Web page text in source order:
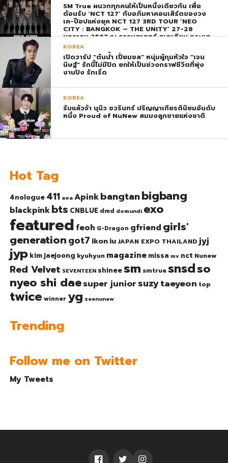
SM True ผนวกทุกคนให้เป็นหนึ่งเดียวกัน เพื่อ
ต้อนรับ ‘NCT 127’ กับอภิมหาคอนเสิร์ตของวง
เค-ป๊อปแห่งยุค NCT 127 3RD TOUR ‘NEO
CITY : BANGKOK – THE UNITY’ 27-28
มกราคม 2567 ณ ธรรมศาสตร์ สเตเดียม กระแส
ตอบรับยิ่งใหญ่สมการรอคอย บัตร SOLD OUT
ทุกที่นั่งทันทีที่เปิดจำหน่าย !
KOREA
เปิดวาร์ป “ต้นน้ำ เปี่ยมชล” หนุ่มผู้กุมหัวใจ “เจน
นิษฐ์” รักนี้ไม่มีปิด ยกให้เป็นช่วงกราฟชีวิตที่พุ่ง
งานปัง รักเริ่ด
KOREA
รับแล้วจ้า นุนิว ชวรินทร์ ปริญญาเกียรตินิยมอันดับ
หนึ่ง Proud of NuNew สมมงลูกชายแห่งชาติ
Hot Tag
4nologue 411 aoa Apinkbangtanbigbang
blackpinkbts CNBLUE dmd domundi exo
featured feoh G-Dragon gfriend girls'
generationgot7 ikoniu JAPAN EXPO THAILAND jyj
jyp kim jaejoong kyuhyun magazine missa mv nct Nunew
Red Velvet SEVENTEEN shinee sm smtrue snsdso
nyeo shi daesuper junior suzytaeyeon top
twice winner yg zeenunew
Trending
Follow me on Twitter
My Tweets